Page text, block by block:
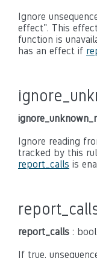
Ignore
effect". This
function is
has an effect if
Ignore reading
tracked by this
report_calls is
report_calls :
If true,